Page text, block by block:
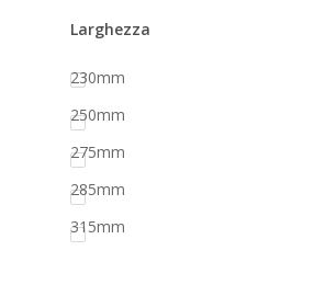
Larghezza
230mm
250mm
275mm
285mm
315mm